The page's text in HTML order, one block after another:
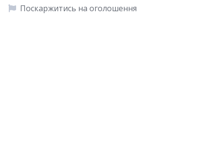
Поскаржитись на оголошення